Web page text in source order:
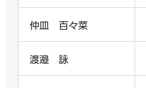
仲皿 百々菜
渡邉 詠